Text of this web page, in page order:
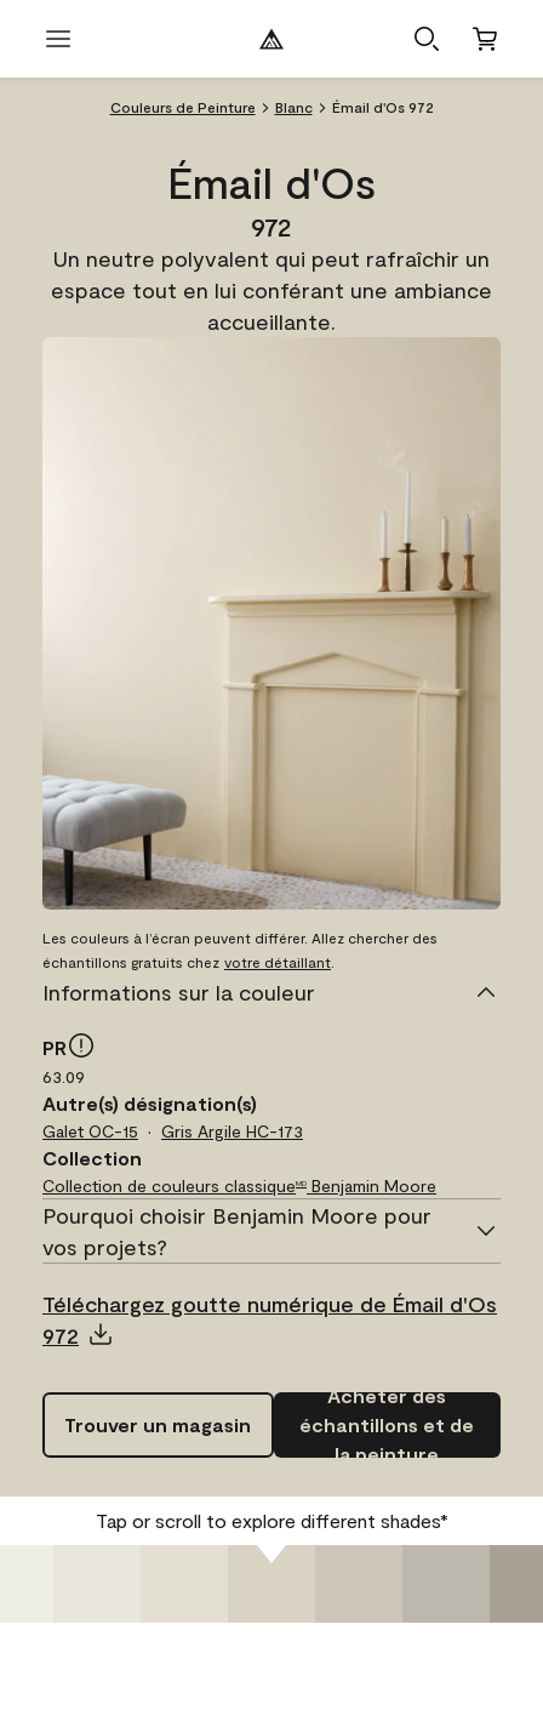
Couleurs de Peinture Blanc Émail d'Os 972
Émail d'Os
972
Un neutre polyvalent qui peut rafraîchir un
espace tout en lui conférant une ambiance
accueillante.
Les couleurs à l’écran peuvent différer. Allez chercher des
échantillons gratuits chez votre détaillant
Informations sur la couleur
PR
63.09
Autre(s) désignation(s)
Galet OC-15 Gris Argile HC-173
Collection
Collection de couleurs classiqueMD Benjamin Moore
Pourquoi choisir Benjamin Moore pour
vos projets?
Téléchargez goutte numérique de Émail d'Os
972
Trouver un magasin
Acheter des
échantillons et de
la peinture
Tap or scroll to explore different shades*